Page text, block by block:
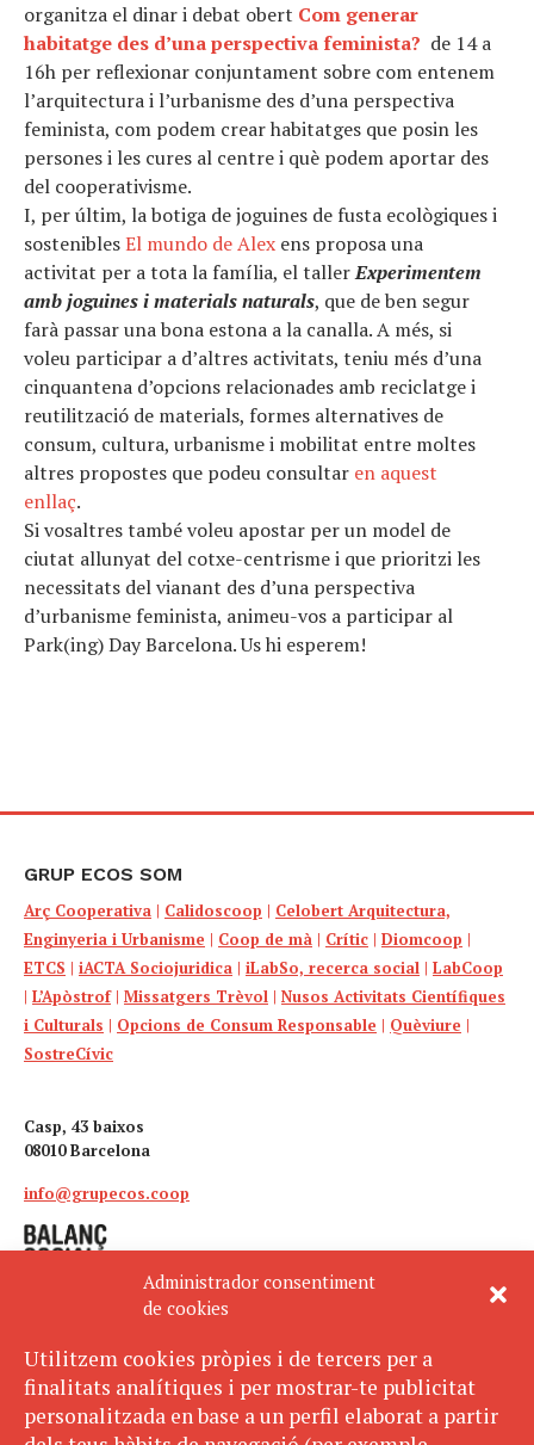
Administrador consentiment
de cookies
Utilitzem cookies pròpies i de tercers per a
finalitats analítiques i per mostrar-te publicitat
personalitzada en base a un perfil elaborat a partir
organitza el dinar i debat obert Com generar
habitatge des d’una perspectiva feminista? de 14 a
16h per reflexionar conjuntament sobre com entenem
l’arquitectura i l’urbanisme des d’una perspectiva
feminista, com podem crear habitatges que posin les
persones i les cures al centre i què podem aportar des
del cooperativisme.
I, per últim, la botiga de joguines de fusta ecològiques i
sosteniblesEl mundo de Alex ens proposa una
activitat per a tota la família, el tallerExperimentem
amb joguines i materials naturals, que de ben segur
farà passar una bona estona a la canalla. A més, si
voleu participar a d’altres activitats, teniu més d’una
cinquantena d’opcions relacionades amb reciclatge i
reutilització de materials, formes alternatives de
consum, cultura, urbanisme i mobilitat entre moltes
altres propostes que podeu consultar en aquest
enllaç.
Si vosaltres també voleu apostar per un model de
ciutat allunyat del cotxe-centrisme i que prioritzi les
necessitats del vianant des d’una perspectiva
d’urbanisme feminista, animeu-vos a participar al
Park(ing) Day Barcelona. Us hi esperem!
GRUP ECOS SOM
Arç Cooperativa | Calidoscoop | Celobert Arquitectura,
Enginyeria i Urbanisme | Coop de mà | Crític | Diomcoop |
ETCS | iACTA Sociojuridica | iLabSo, recerca social | LabCoop
| L’Apòstrof| Missatgers Trèvol | Nusos Activitats Científiques
i Culturals | Opcions de Consum Responsable | Quèviure |
SostreCívic
Casp, 43 baixos
08010 Barcelona
info@grupecos.coop
Avís legal
Política de privacitat
SUBSCRIU-TE
AL BUTLLETÍ